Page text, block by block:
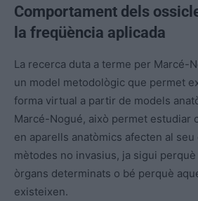
Comportament dels
la freqüència aplicada
La recerca duta a terme per Marcé-
un model metodològic que permet
forma virtual a partir de models
Marcé-Nogué, això permet estudiar
en aparells anatòmics afecten al
mètodes no invasius, ja sigui
òrgans determinats o bé perquè
existeixen.